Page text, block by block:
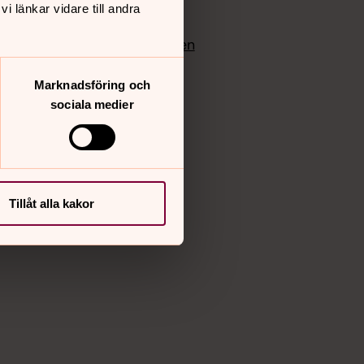
länkar vidare till andra
Marknadsföring och
sociala medier
Tillåt alla kakor
Instagram
Bloggportalen